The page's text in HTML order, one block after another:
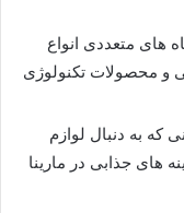
های متعددی انواع
و محصولات تکنولوژی
که به دنبال لوازم
های جذابی در مارینا